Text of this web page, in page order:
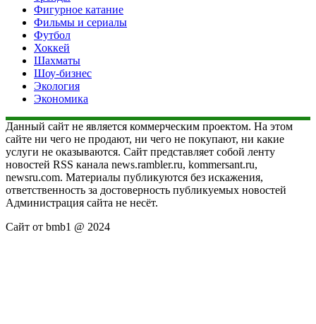
Фигурное катание
Фильмы и сериалы
Футбол
Хоккей
Шахматы
Шоу-бизнес
Экология
Экономика
Данный сайт не является коммерческим проектом. На этом
сайте ни чего не продают, ни чего не покупают, ни какие
услуги не оказываются. Сайт представляет собой ленту
новостей RSS канала news.rambler.ru, kommersant.ru,
newsru.com. Материалы публикуются без искажения,
ответственность за достоверность публикуемых новостей
Администрация сайта не несёт.
Сайт от bmb1 @ 2024